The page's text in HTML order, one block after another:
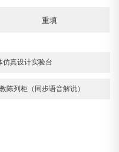
仿真设计实验台
陈列柜（同步语音解说）